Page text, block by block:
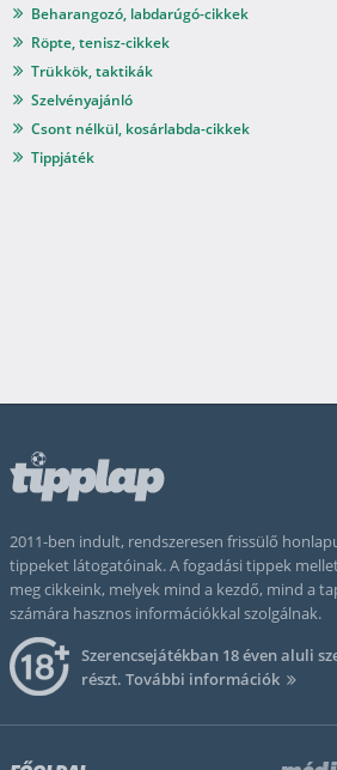
Beharangozó, labdarúgó-cikkek
Röpte, tenisz-cikkek
Trükkök, taktikák
Szelvényajánló
Csont nélkül, kosárlabda-cikkek
Tippjáték
2011-ben indult, rendszeresen frissülő
tippeket látogatóinak. A fogadási tippek
meg cikkeink, melyek mind a kezdő, mind a
számára hasznos információkkal szolgálnak.
Szerencsejátékban 18 éven aluli
részt. További információk